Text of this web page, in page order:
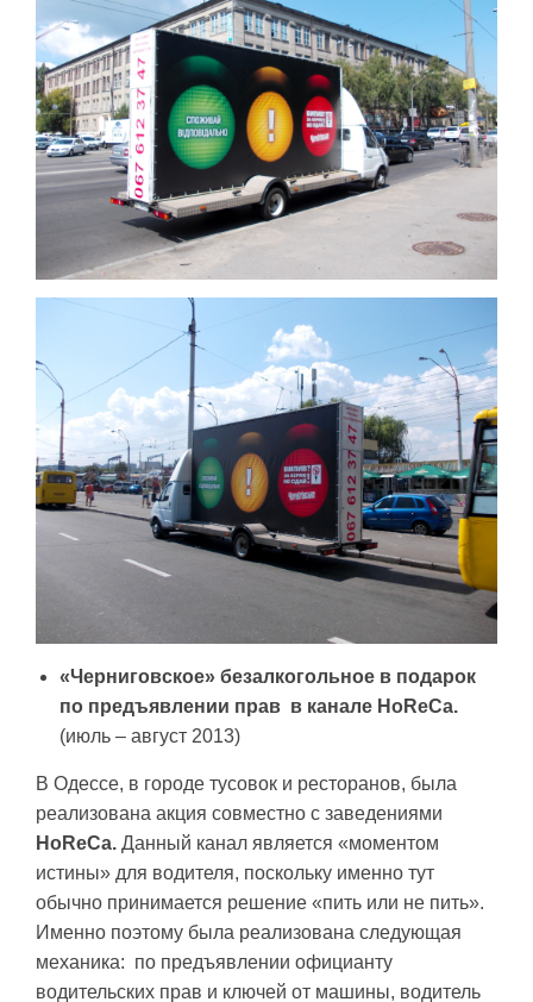
«Черниговское» безалкогольное в подарок
по предъявлении прав в канале HoReCa.
(июль – август 2013)
В Одессе, в городе тусовок и ресторанов, была
реализована акция совместно с заведениями
HoReCa. Данный канал является «моментом
истины» для водителя, поскольку именно тут
обычно принимается решение «пить или не пить».
Именно поэтому была реализована следующая
механика: по предъявлении официанту
водительских прав и ключей от машины, водитель